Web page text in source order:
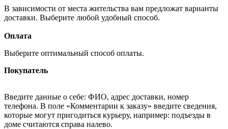
В зависимости от места жительства вам предложат варианты
доставки. Выберите любой удобный способ.
Оплата
Выберите оптимальный способ оплаты.
Покупатель
Введите данные о себе: ФИО, адрес доставки, номер
телефона. В поле «Комментарии к заказу» введите сведения,
которые могут пригодиться курьеру, например: подъезды в
доме считаются справа налево.